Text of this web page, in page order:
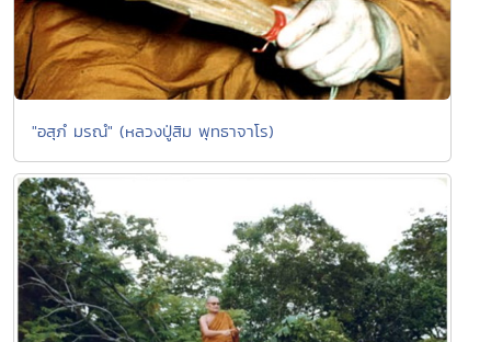
"อสุภํ มรณํ" (หลวงปู่สิม พุทธาจาโร)